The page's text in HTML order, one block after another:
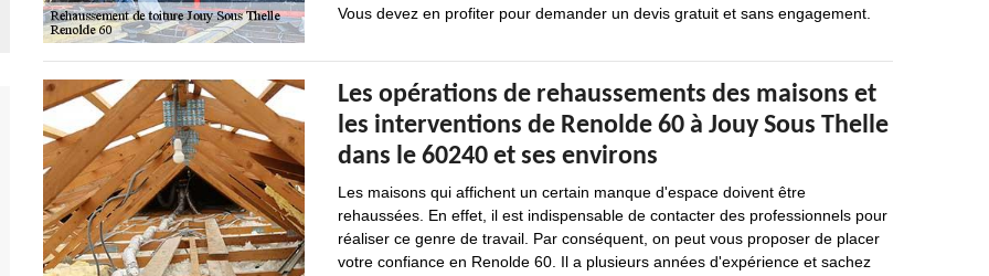
Vous devez en profiter pour demander un devis gratuit et sans engagement.
Les opérations de rehaussements des maisons et
les interventions de Renolde 60 à Jouy Sous Thelle
dans le 60240 et ses environs
Les maisons qui affichent un certain manque d'espace doivent être
rehaussées. En effet, il est indispensable de contacter des professionnels pour
réaliser ce genre de travail. Par conséquent, on peut vous proposer de placer
votre confiance en Renolde 60. Il a plusieurs années d'expérience et sachez